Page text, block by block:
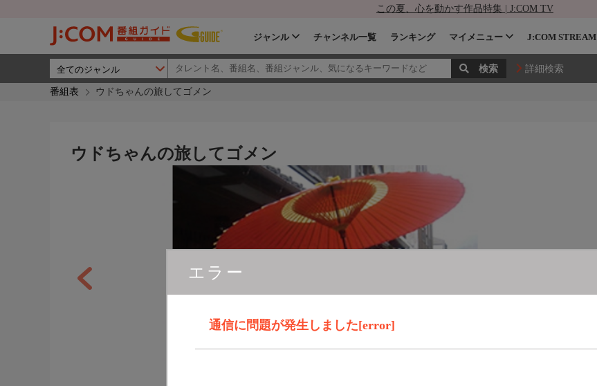
この夏、心を動かす作品特集 | J:COM TV
ジャンル チャンネル一覧 ランキング マイメニュー J:COM STREAM
詳細検索
番組表 ウドちゃんの旅してゴメン
エラー
通信に問題が発生しました[error]
ウドちゃんの旅してゴメン